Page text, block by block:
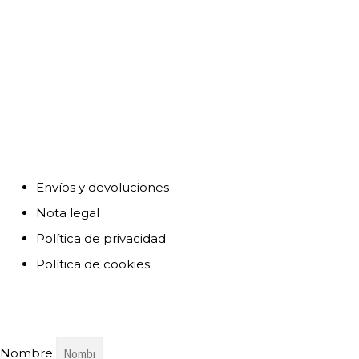
Envíos y devoluciones
Nota legal
Política de privacidad
Política de cookies
Nombre